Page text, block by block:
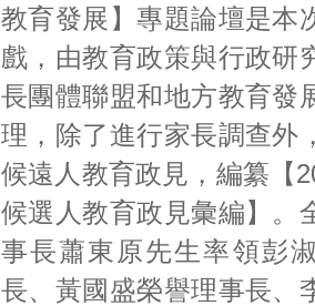
教育發展】專題論壇是本
戲，由教育政策與行政研
長團體聯盟和地方教育發
理，除了進行家長調查外
候遠人教育政見，編纂【
候選人教育政見彙編】。
事長蕭東原先生率領彭
長、黃國盛榮譽理事長、